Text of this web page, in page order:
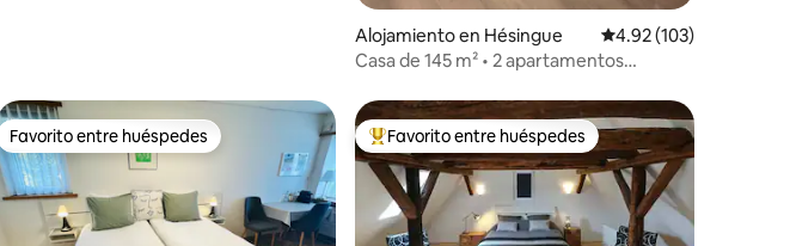
Alojamiento en Hésingue Calificación promedio:
4.92 (103)
Casa de 145 m² • 2 apartamentos
Favorito entre huéspedes
Favorito entre huéspedes Favorito entre huéspedes preferido
Favorito entre huéspedes